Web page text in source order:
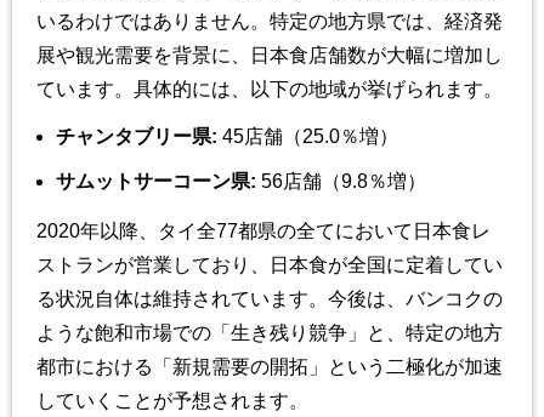
いるわけではありません。特定の地方県では、経済発
展や観光需要を背景に、日本食店舗数が大幅に増加し
ています。具体的には、以下の地域が挙げられます。
チャンタブリー県: 45店舗（25.0％増）
サムットサーコーン県: 56店舗（9.8％増）
2020年以降、タイ全77都県の全てにおいて日本食レ
ストランが営業しており、日本食が全国に定着してい
る状況自体は維持されています。今後は、バンコクの
ような飽和市場での「生き残り競争」と、特定の地方
都市における「新規需要の開拓」という二極化が加速
していくことが予想されます。